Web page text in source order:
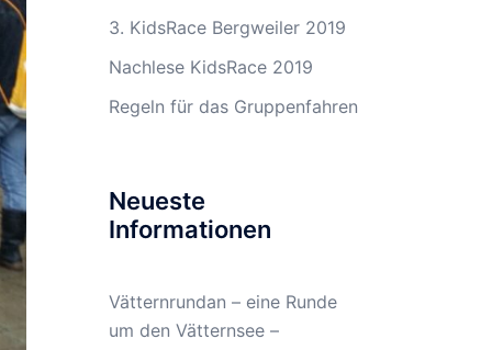
3. KidsRace Bergweiler 2019
Nachlese KidsRace 2019
Regeln für das Gruppenfahren
Neueste
Informationen
Vätternrundan – eine Runde
um den Vätternsee –